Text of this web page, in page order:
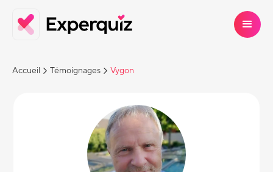
Accueil Témoignages Vygon